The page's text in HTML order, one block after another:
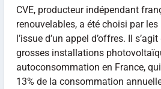
CVE, producteur indépendant
renouvelables, a été choisi par
l’issue d’un appel d’offres. Il
grosses installations
autoconsommation en France,
13% de la consommation